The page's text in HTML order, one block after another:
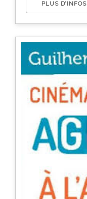
PLUS D’INFOS